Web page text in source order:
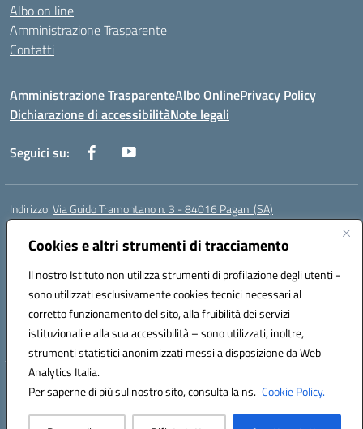
Cookies e altri strumenti di tracciamento
Il nostro Istituto non utilizza strumenti di profilazione degli utenti -
sono utilizzati esclusivamente cookies tecnici necessari al
corretto funzionamento del sito, alla fruibilità dei servizi
istituzionali e alla sua accessibilità – sono utilizzati, inoltre,
strumenti statistici anonimizzati messi a disposizione da Web
Analytics Italia.
Per saperne di più sul nostro sito, consulta la ns. Cookie Policy.
Albo on line
Amministrazione Trasparente
Contatti
Amministrazione TrasparenteAlbo OnlinePrivacy Policy
Dichiarazione di accessibilitàNote legali
Seguici su:
Indirizzo:Via Guido Tramontano n. 3 - 84016 Pagani (SA)
Centralino:
Posta elettronica certificata (PEC):saps08000t@pec.istruzione.it
Codice fiscale: 80022400651
Codice meccanografico:SAPS08000T
Codice Indice delle Pubbliche Amministrazioni (IPA): istsc_saps08000t
Codice unico di fatturazione (CUF): UFC29W
Hosting & Powered by 3D Solution S.r.l.
Concept & Design by Designers Italia